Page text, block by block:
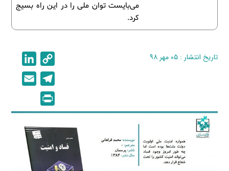
می‌بایست توان ملی را در این راه بسیج
کرد.
تاریخ انتشار : ۰۵ مهر ۹۸
o
p
y
L
i
n
i
n
e
e
l
g
r
r
i
n